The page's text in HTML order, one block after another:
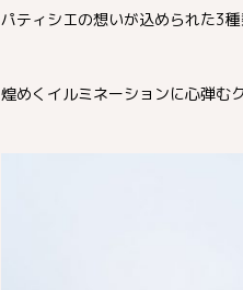
パティシエの想いが込められた3
煌めくイルミネーションに心弾む